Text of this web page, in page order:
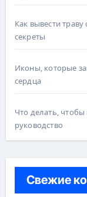
Как вывести
секреты
Иконы, которые
сердца
Что делать, чтобы
руководство
Свежие